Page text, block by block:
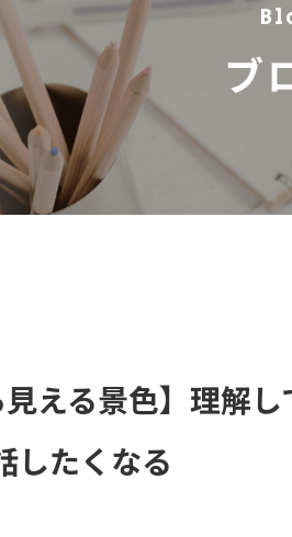
ブ
見える景色】理解
したくなる